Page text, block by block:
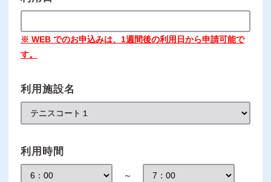
※ WEB でのお申込みは、1週間後の利用日から申請可能で
す。
利用施設名
利用時間
～